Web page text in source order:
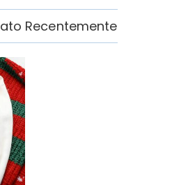
Recentemente